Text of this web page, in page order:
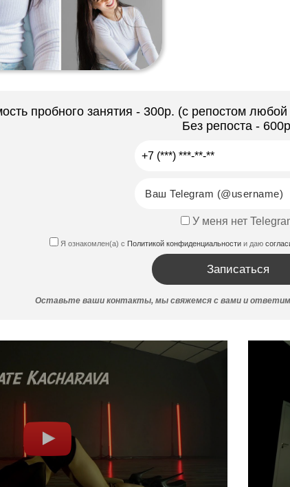
пробного занятия - 300р. (с репостом
Без репоста -
У меня нет
Я ознакомлен(а) с Политикой конфиденциальности и даю
Оставьте ваши контакты, мы свяжемся с вами и